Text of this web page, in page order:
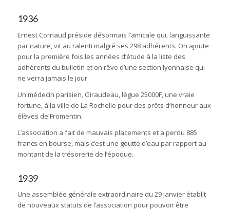
1936
Ernest Cornaud préside désormais l’amicale qui, languissante
par nature, vit au ralenti malgré ses 298 adhérents. On ajoute
pour la première fois les années d’étude à la liste des
adhérents du bulletin et on rêve d’une section lyonnaise qui
ne verra jamais le jour.
Un médecin parisien, Giraudeau, lègue 25000F, une vraie
fortune, à la ville de La Rochelle pour des prêts d‘honneur aux
élèves de Fromentin.
L’association a fait de mauvais placements et a perdu 885
francs en bourse, mais c’est une goutte d’eau par rapport au
montant de la trésorerie de l’époque.
1939
Une assemblée générale extraordinaire du 29 janvier établit
de nouveaux statuts de l’association pour pouvoir être